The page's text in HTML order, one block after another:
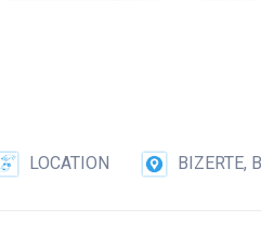
LOCATION BIZERTE,